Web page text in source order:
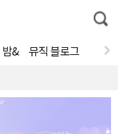
통
합
밤& 뮤직 블로그